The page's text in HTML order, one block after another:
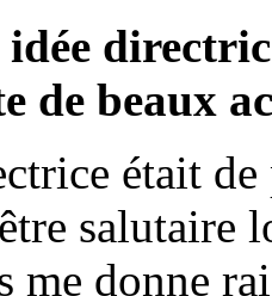
de beaux
était de
salutaire
me donne